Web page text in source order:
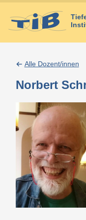
content
Institut
Dozent/innen
Curriculum
Kooperierende
Publikationen
Aktuelles
Lehrpläne
Zulassung/
Psycholog/innen
Alle Dozent/innen
Norbert